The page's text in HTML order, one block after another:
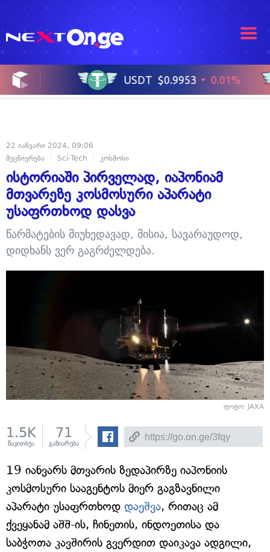
22 იანვარი 2024, 09:06
მეცნიერება
Sci-Tech კოსმოსი
ისტორიაში პირველად, იაპონიამ
მთვარეზე კოსმოსური აპარატი
უსაფრთხოდ დასვა
წარმატების მიუხედავად, მისია, სავარაუდოდ,
დიდხანს ვერ გაგრძელდება.
ფოტო: JAXA
1.5K
წაკითხვა
71
გაზიარება
19 იანვარს მთვარის ზედაპირზე იაპონიის
კოსმოსური სააგენტოს მიერ გაგზავნილი
აპარატი უსაფრთხოდ დაეშვა, რითაც ამ
ქვეყანამ აშშ-ის, ჩინეთის, ინდოეთისა და
საბჭოთა კავშირის გვერდით დაიკავა ადგილი,